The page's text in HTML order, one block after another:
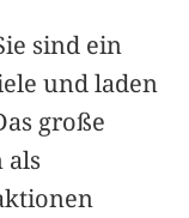
sind ein
und laden
große
als